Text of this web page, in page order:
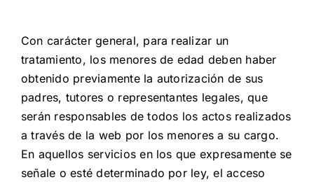
Con carácter general, para realizar un
tratamiento, los menores de edad deben haber
obtenido previamente la autorización de sus
padres, tutores o representantes legales, que
serán responsables de todos los actos realizados
a través de la web por los menores a su cargo.
En aquellos servicios en los que expresamente se
señale o esté determinado por ley, el acceso